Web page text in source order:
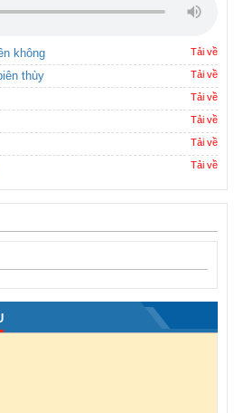
không Tải về
thùy Tải về
Tải về
Tải về
Tải về
Tải về